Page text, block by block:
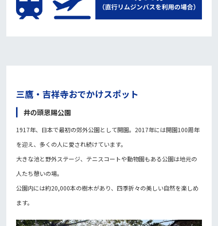
三鷹・吉祥寺おでかけスポット
井の頭恩賜公園
1917年、日本で最初の郊外公園として開園。2017年には開園100周年
を迎え、多くの人に愛され続けています。
大きな池と野外ステージ、テニスコートや動物園もある公園は地元の
人たち憩いの場。
公園内には約20,000本の樹木があり、四季折々の美しい自然を楽しめ
ます。